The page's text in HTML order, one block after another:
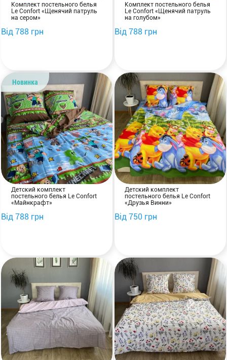
Комплект постельного белья
Le Confort «Щенячий патруль
на сером»
Від 788 грн
Комплект постельного белья
Le Confort «Щенячий патруль
на голубом»
Від 788 грн
Новинка
Детский комплект
постельного белья Le Confort
«Майнкрафт»
Від 788 грн
Детский комплект
постельного белья Le Confort
«Друзья Винни»
Від 750 грн